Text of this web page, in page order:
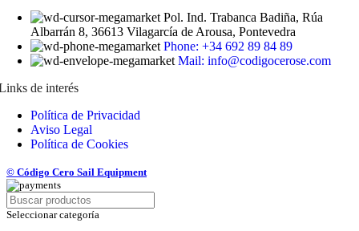
Pol. Ind. Trabanca Badiña, Rúa
Albarrán 8, 36613 Vilagarcía de Arousa, Pontevedra
Phone: +34 692 89 84 89
Mail: info@codigocerose.com
de interés
Política de Privacidad
Aviso Legal
Política de Cookies
© Código Cero Sail Equipment
Seleccionar categoría